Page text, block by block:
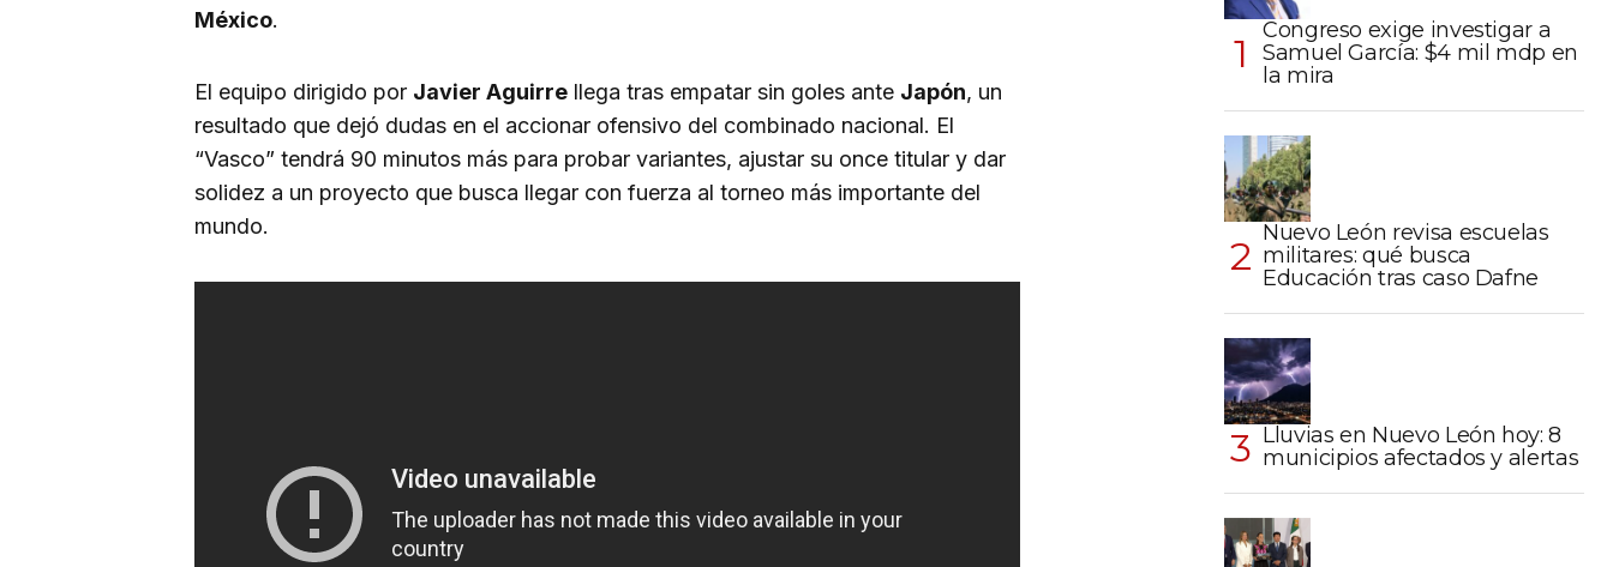
México.
El equipo dirigido por Javier Aguirre llega tras empatar sin goles ante Japón, un
resultado que dejó dudas en el accionar ofensivo del combinado nacional. El
“Vasco” tendrá 90 minutos más para probar variantes, ajustar su once titular y dar
solidez a un proyecto que busca llegar con fuerza al torneo más importante del
mundo.
Congreso exige investigar a
Samuel García: $4 mil mdp en
la mira
Nuevo León revisa escuelas
militares: qué busca
Educación tras caso Dafne
Lluvias en Nuevo León hoy: 8
municipios afectados y alertas